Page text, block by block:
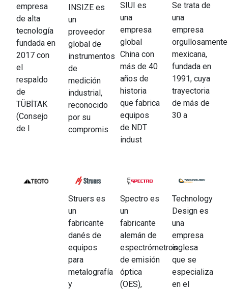
empresa
de alta
tecnología
fundada en
2017 con
el
respaldo
de
TÜBİTAK
(Consejo
de I
INSIZE es
un
proveedor
global de
instrumentos
de
medición
industrial,
reconocido
por su
compromis
SIUI es
una
empresa
global
China con
más de 40
años de
historia
que fabrica
equipos
de NDT
indust
Se trata de
una
empresa
orgullosamente
mexicana,
fundada en
1991, cuya
trayectoria
de más de
30 a
Struers es
un
fabricante
danés de
equipos
para
metalografía
y
Spectro es
un
fabricante
alemán de
espectrómetros
de emisión
óptica
(OES),
Technology
Design es
una
empresa
inglesa
que se
especializa
en el